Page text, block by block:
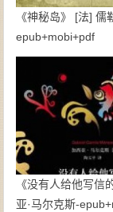
《神秘岛》 [法] 儒
epub+mobi+pdf
《没有人给他写信
亚·马尔克斯-